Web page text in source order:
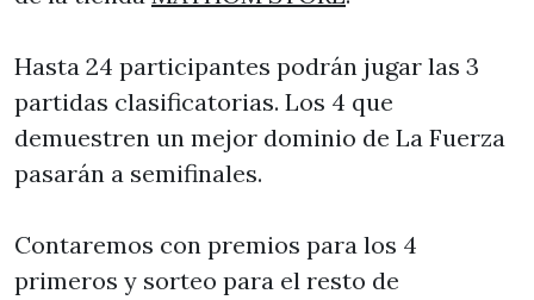
Hasta 24 participantes podrán jugar las 3
partidas clasificatorias. Los 4 que
demuestren un mejor dominio de La Fuerza
pasarán a semifinales.
Contaremos con premios para los 4
primeros y sorteo para el resto de